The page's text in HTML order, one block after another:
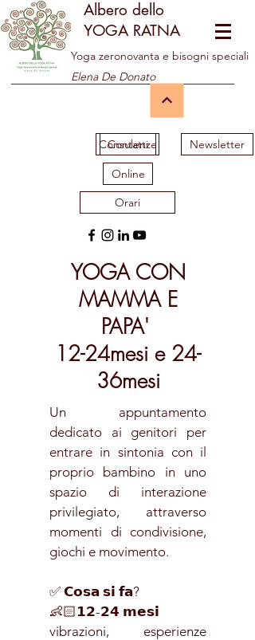
Yoga zeronovanta e bisogni speciali
Elena De Donato
Albero dello
YOGA RATNA
Contatti
Consulenze Newsletter
Online
Orari
YOGA CON
MAMMA E
PAPA'
12-24mesi e 24-
36mesi
Un appuntamento
dedicato ai genitori per
entrare in sintonia con il
proprio bambino in uno
spazio di interazione
privilegiato, attraverso
momenti di condivisione,
giochi e movimento.
✅ 𝗖𝗼𝘀𝗮 𝘀𝗶 𝗳𝗮?
👶🏻𝟭𝟮-𝟮𝟰 𝗺𝗲𝘀𝗶
vibrazioni, esperienze